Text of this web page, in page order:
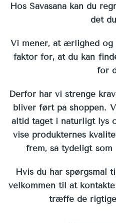
Hos Savasana kan du
dét
Vi mener, at ærlighed
faktor for, at du kan
for
Derfor har vi strenge
bliver ført på shoppen.
altid taget i naturligt lys
vise produkternes
frem, så tydeligt
Hvis du har spørgsmål
velkommen til at
træffe de